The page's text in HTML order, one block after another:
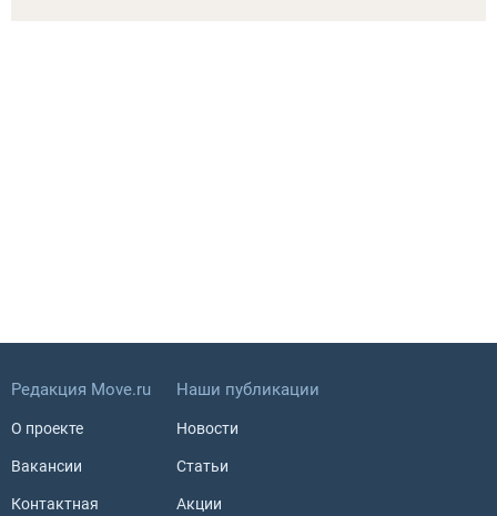
Редакция Move.ru
О проекте
Вакансии
Контактная
Наши публикации
Новости
Статьи
Акции